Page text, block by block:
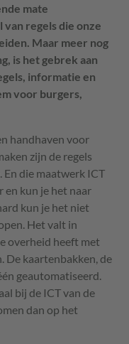
mate
regels die onze
Maar meer nog
is het gebrek aan
informatie en
voor burgers,
handhaven voor
zijn de regels
En die maatwerk ICT
en kun je het naar
kun je het niet
Het valt in
overheid heeft met
De kaartenbakken, de
geautomatiseerd.
bij de ICTvan de
dan op het